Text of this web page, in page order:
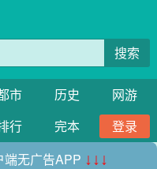
搜索
市 历史
网游
行 完本
登录
无广告APP ↓↓↓